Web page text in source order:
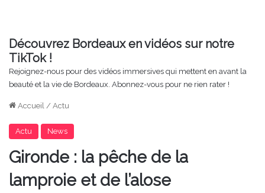
Découvrez Bordeaux en vidéos sur notre
TikTok !
Rejoignez-nous pour des vidéos immersives qui mettent en avant la
beauté et la vie de Bordeaux. Abonnez-vous pour ne rien rater !
Accueil / Actu
Actu News
Gironde : la pêche de la
lamproie et de l’alose